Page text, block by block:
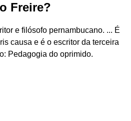
Freire?
e filósofo pernambucano. ... É
causa e é o escritor da terceira
Pedagogia do oprimido.